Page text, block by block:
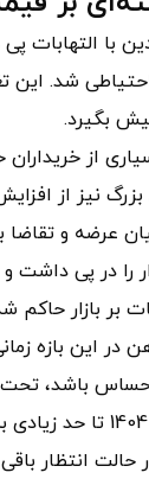
با التهابات
شد.
بگیرد.
از
بزرگ نیز از
و تقاضا
را در پی داشت
بر بازار حاکم
در این بازه
باشد، تحت
سرنوشت بازار
حالت انتظار